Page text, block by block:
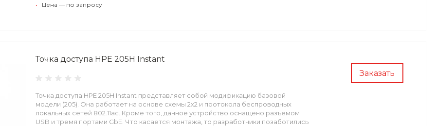
• Цена — по запросу
Заказать
Точка доступа HPE 205H Instant
Точка доступа HPE 205H Instant представляет собой модификацию базовой
модели (205). Она работает на основе схемы 2х2 и протокола беспроводных
локальных сетей 802.11ас. Кроме того, данное устройство оснащено разъемом
USB и тремя портами GbE. Что касается монтажа, то разработчики позаботились